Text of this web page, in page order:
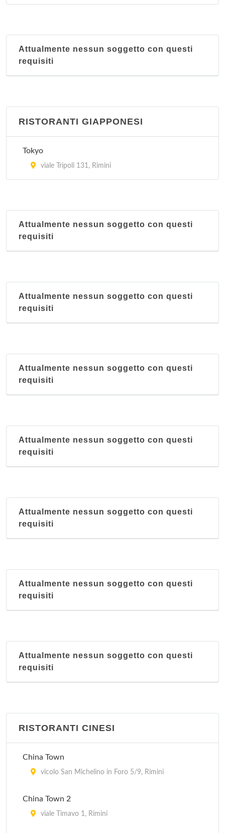
Attualmente nessun soggetto con questi
requisiti
RISTORANTI GIAPPONESI
Tokyo
viale Tripoli 131, Rimini
Attualmente nessun soggetto con questi
requisiti
Attualmente nessun soggetto con questi
requisiti
Attualmente nessun soggetto con questi
requisiti
Attualmente nessun soggetto con questi
requisiti
Attualmente nessun soggetto con questi
requisiti
Attualmente nessun soggetto con questi
requisiti
Attualmente nessun soggetto con questi
requisiti
RISTORANTI CINESI
China Town
vicolo San Michelino in Foro 5/9, Rimini
China Town 2
viale Timavo 1, Rimini